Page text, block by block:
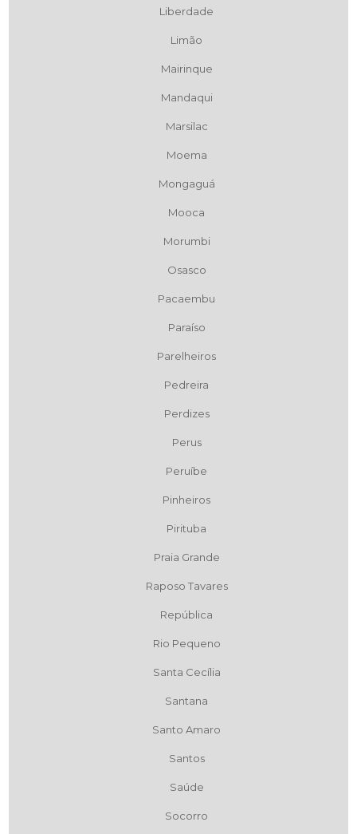
Liberdade
Limão
Mairinque
Mandaqui
Marsilac
Moema
Mongaguá
Mooca
Morumbi
Osasco
Pacaembu
Paraíso
Parelheiros
Pedreira
Perdizes
Perus
Peruíbe
Pinheiros
Pirituba
Praia Grande
Raposo Tavares
República
Rio Pequeno
Santa Cecília
Santana
Santo Amaro
Santos
Saúde
Socorro